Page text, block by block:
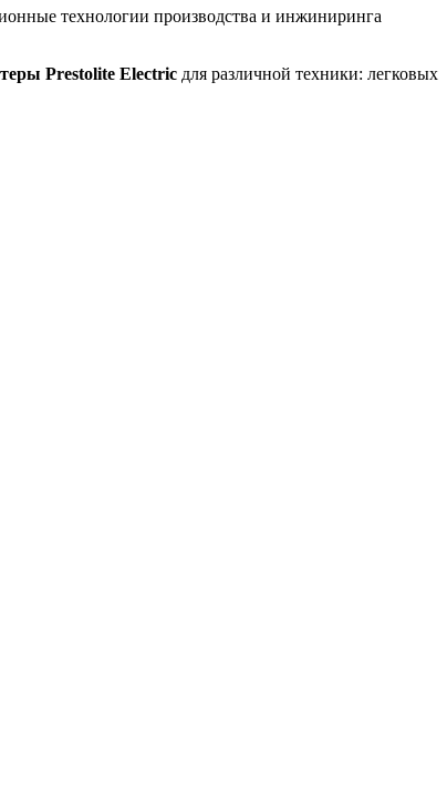
технологии производства и инжиниринга
Prestolite Electric для различной техники: легковых